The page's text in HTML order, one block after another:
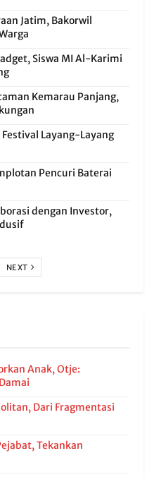
Jatim, Bakorwil
Siswa MI Al-Karimi
Kemarau Panjang,
Layang-Layang
Pencuri Baterai
dengan Investor,
NEXT
Anak, Otje:
Dari Fragmentasi
Tekankan